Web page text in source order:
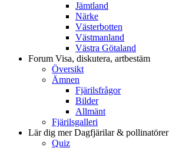
Jämtland
Närke
Västerbotten
Västmanland
Västra Götaland
Forum Visa, diskutera, artbestäm
Översikt
Ämnen
Fjärilsfrågor
Bilder
Allmänt
Fjärilsgalleri
Lär dig merDagfjärilar & pollinatörer
Quiz